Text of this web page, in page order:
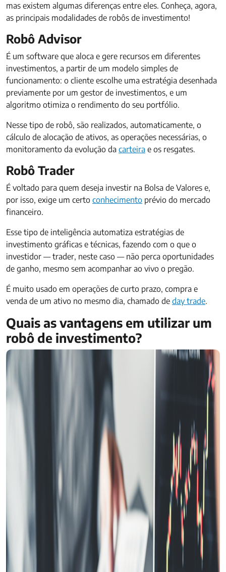
mas existem algumas diferenças entre eles. Conheça, agora,
as principais modalidades de robôs de investimento!
Robô Advisor
É um software que aloca e gere recursos em diferentes
investimentos, a partir de um modelo simples de
funcionamento: o cliente escolhe uma estratégia desenhada
previamente por um gestor de investimentos, e um
algoritmo otimiza o rendimento do seu portfólio.
Nesse tipo de robô, são realizados, automaticamente, o
cálculo de alocação de ativos, as operações necessárias, o
monitoramento da evolução da carteira e os resgates.
Robô Trader
É voltado para quem deseja investir na Bolsa de Valores e,
por isso, exige um certo conhecimento prévio do mercado
financeiro.
Esse tipo de inteligência automatiza estratégias de
investimento gráficas e técnicas, fazendo com o que o
investidor — trader, neste caso — não perca oportunidades
de ganho, mesmo sem acompanhar ao vivo o pregão.
É muito usado em operações de curto prazo, compra e
venda de um ativo no mesmo dia, chamado de day trade.
Quais as vantagens em utilizar um
robô de investimento?